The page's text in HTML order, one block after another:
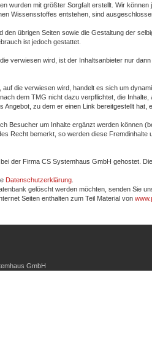
wurden mit größter Sorgfalt erstellt. Wir
Wissensstoffes entstehen, sind
den übrigen Seiten sowie die Gestaltung der
ist jedoch gestattet.
verwiesen wird, ist der Inhaltsanbieter nur
auf die verwiesen wird, handelt es sich um
dem TMG nicht dazu verpflichtet, die
Angebot, zu dem er einen Link bereitgestellt
Besucher um Inhalte ergänzt werden können
Recht bemerkt, so werden diese Fremdinhalte
der Firma CS Systemhaus GmbH gehostet.
Datenschutzerklärung
gelöscht werden möchten, senden Sie
Seiten enthalten zum Teil Material von
GmbH